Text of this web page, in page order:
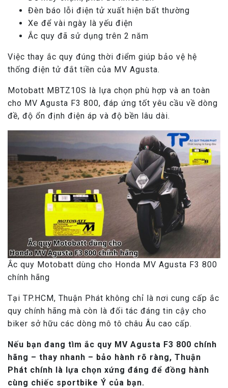
Đèn báo lỗi điện tử xuất hiện bất thường
Xe để vài ngày là yếu điện
Ắc quy đã sử dụng trên 2 năm
Việc thay ắc quy đúng thời điểm giúp bảo vệ hệ
thống điện tử đắt tiền của MV Agusta.
Motobatt MBTZ10S là lựa chọn phù hợp và an toàn
cho MV Agusta F3 800, đáp ứng tốt yêu cầu về dòng
đề, độ ổn định điện áp và độ bền lâu dài.
Ắc quy Motobatt dùng cho Honda MV Agusta F3 800
chính hãng
Tại TP.HCM, Thuận Phát không chỉ là nơi cung cấp ắc
quy chính hãng mà còn là đối tác đáng tin cậy cho
biker sở hữu các dòng mô tô châu Âu cao cấp.
Nếu bạn đang tìm ắc quy MV Agusta F3 800 chính
hãng – thay nhanh – bảo hành rõ ràng, Thuận
Phát chính là lựa chọn xứng đáng để đồng hành
cùng chiếc sportbike Ý của bạn.